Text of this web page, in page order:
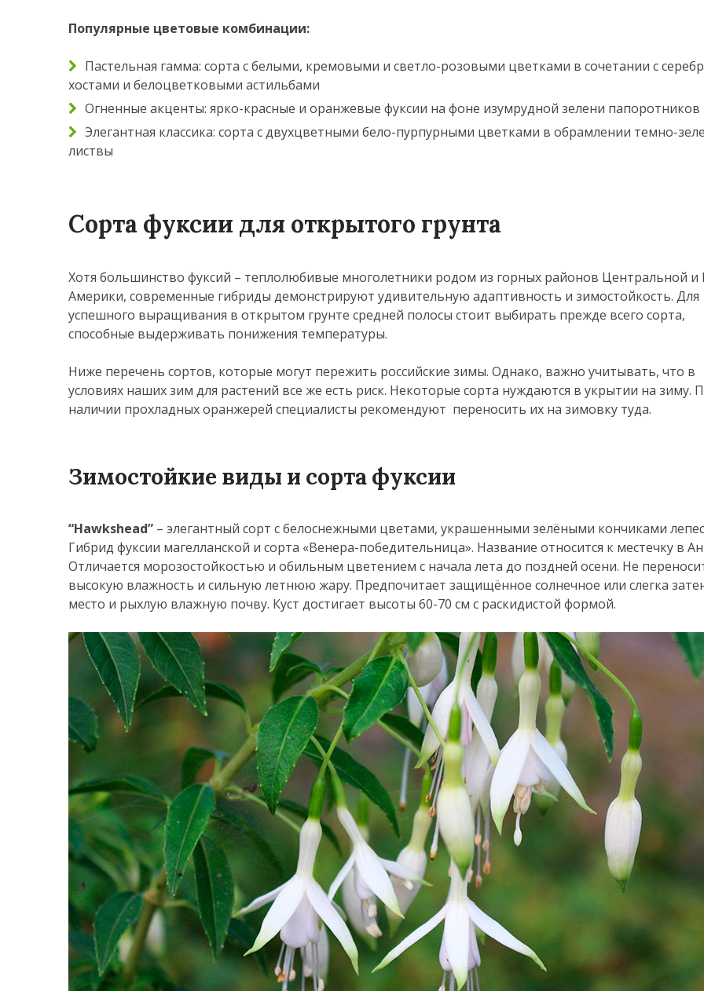
Популярные цветовые комбинации:
Пастельная гамма: сорта с белыми, кремовыми и светло-розовыми цветками в сочетании с
хостами и белоцветковыми астильбами
Огненные акценты: ярко-красные и оранжевые фуксии на фоне изумрудной зелени папоротников
Элегантная классика: сорта с двухцветными бело-пурпурными цветками в обрамлении темно-
листвы
Сорта фуксии для открытого грунта
Хотя большинство фуксий – теплолюбивые многолетники родом из горных районов Центральной
Америки, современные гибриды демонстрируют удивительную адаптивность и зимостойкость. Для
успешного выращивания в открытом грунте средней полосы стоит выбирать прежде всего сорта,
способные выдерживать понижения температуры.
Ниже перечень сортов, которые могут пережить российские зимы. Однако, важно учитывать, что в
условиях наших зим для растений все же есть риск. Некоторые сорта нуждаются в укрытии на зиму.
наличии прохладных оранжерей специалисты рекомендуют переносить их на зимовку туда.
Зимостойкие виды и сорта фуксии
“Hawkshead” – элегантный сорт с белоснежными цветами, украшенными зелёными кончиками
Гибрид фуксии магелланской и сорта «Венера-победительница». Название относится к местечку в
Отличается морозостойкостью и обильным цветением с начала лета до поздней осени. Не переносит
высокую влажность и сильную летнюю жару. Предпочитает защищённое солнечное или слегка
место и рыхлую влажную почву. Куст достигает высоты 60-70 см с раскидистой формой.